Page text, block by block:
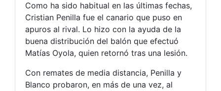
Como ha sido habitual en las últimas fechas,
Cristian Penilla fue el canario que puso en
apuros al rival. Lo hizo con la ayuda de la
buena distribución del balón que efectuó
Matías Oyola, quien retornó tras una lesión.
Con remates de media distancia, Penilla y
Blanco probaron, en más de una vez, al